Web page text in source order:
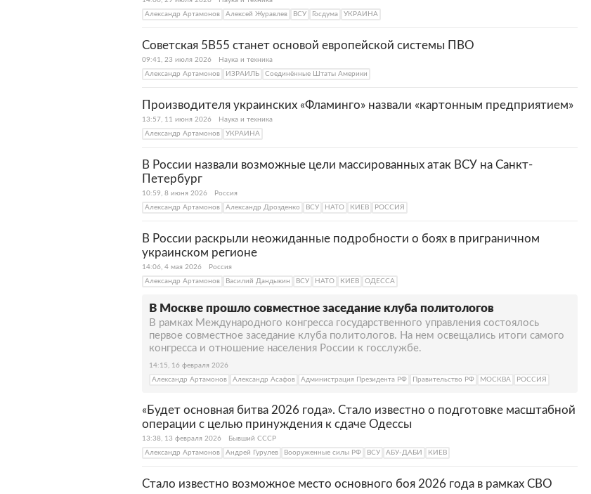
Александр Артамонов
Алексей Журавлев ВСУ Госдума УКРАИНА
Советская 5В55 станет основой европейской системы ПВО
09:41, 23 июля 2026
Наука и техника
Александр Артамонов
ИЗРАИЛЬ Соединённые Штаты Америки
Производителя украинских «Фламинго» назвали «картонным предприятием»
13:57, 11 июня 2026
Наука и техника
Александр Артамонов
УКРАИНА
В России назвали возможные цели массированных атак ВСУ на Санкт-
Петербург
10:59, 8 июня 2026
Россия
Александр Артамонов
Александр Дрозденко ВСУ НАТО КИЕВ РОССИЯ
В России раскрыли неожиданные подробности о боях в приграничном
украинском регионе
14:06, 4 мая 2026
Россия
Александр Артамонов
Василий Дандыкин ВСУ НАТО КИЕВ ОДЕССА
В Москве прошло совместное заседание клуба политологов
В рамках Международного конгресса государственного управления состоялось
первое совместное заседание клуба политологов. На нем освещались итоги самого
конгресса и отношение населения России к госслужбе.
14:15, 16 февраля 2026
Александр Артамонов
Александр Асафов Администрация Президента РФ Правительство РФ МОСКВА РОССИЯ
«Будет основная битва 2026 года». Стало известно о подготовке масштабной
операции с целью принуждения к сдаче Одессы
13:38, 13 февраля 2026
Бывший СССР
Александр Артамонов
Андрей Гурулев Вооруженные силы РФ ВСУ АБУ-ДАБИ КИЕВ
Стало известно возможное место основного боя 2026 года в рамках СВО